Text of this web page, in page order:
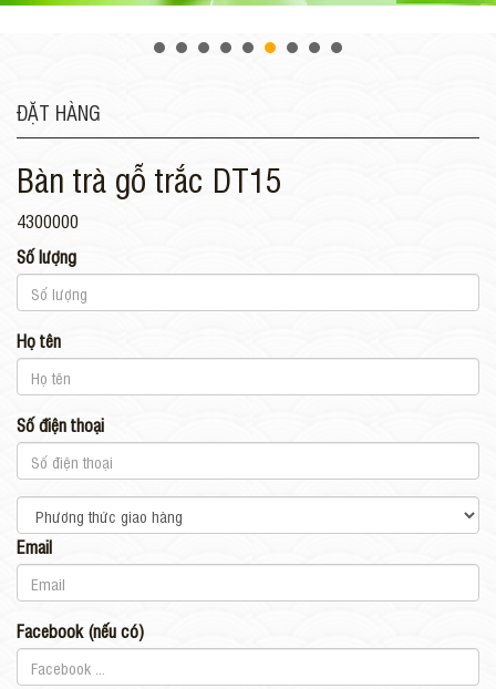
ĐẶT HÀNG
Bàn trà gỗ trắc DT15
4300000
Số lượng
Họ tên
Số điện thoại
Email
Facebook (nếu có)